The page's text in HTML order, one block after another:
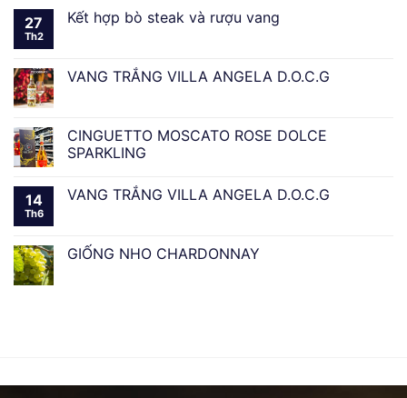
27
Th2
Kết hợp bò steak và rượu vang
VANG TRẮNG VILLA ANGELA D.O.C.G
CINGUETTO MOSCATO ROSE DOLCE
SPARKLING
14
Th6
VANG TRẮNG VILLA ANGELA D.O.C.G
GIỐNG NHO CHARDONNAY